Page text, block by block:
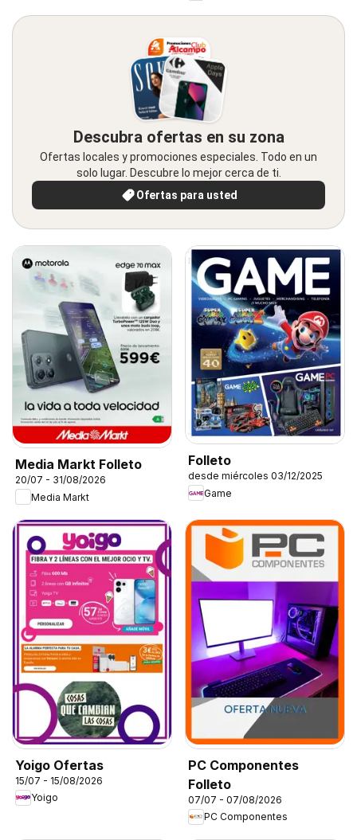
Descubra ofertas en su zona
Ofertas locales y promociones especiales. Todo en un
solo lugar. Descubre lo mejor cerca de ti.
Ofertas para usted
Media Markt Folleto
20/07 - 31/08/2026
Media Markt
Folleto
desde miércoles 03/12/2025
Game
Yoigo Ofertas
15/07 - 15/08/2026
Yoigo
PC Componentes
Folleto
07/07 - 07/08/2026
PC Componentes